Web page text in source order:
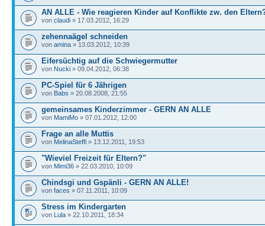
AN ALLE - Wie reagieren Kinder auf Konflikte zw. den
von claudi » 17.03.2012, 16:29
zehennaägel schneiden
von amina » 13.03.2012, 10:39
Eifersüchtig auf die Schwiegermutter
von Nucki » 09.04.2012, 06:38
PC-Spiel für 6 Jährigen
von Babs » 20.08.2008, 21:55
gemeinsames Kinderzimmer - GERN AN ALLE
von MamiMo » 07.01.2012, 12:00
Frage an alle Muttis
von MelinaSteffi » 13.12.2011, 19:53
"Wieviel Freizeit für Eltern?"
von Mimi36 » 22.03.2010, 10:09
Chindsgi und Gspänli - GERN AN ALLE!
von faces » 07.11.2011, 10:09
Stress im Kindergarten
von Lula » 22.10.2011, 18:34